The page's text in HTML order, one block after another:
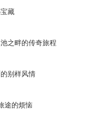
藏
之畔的传奇旅程
别样风情
途的烦恼